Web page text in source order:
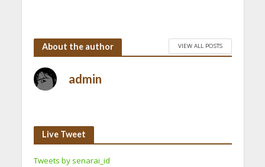
About the author VIEW ALL POSTS
admin
Live Tweet
Tweets by senarai_id